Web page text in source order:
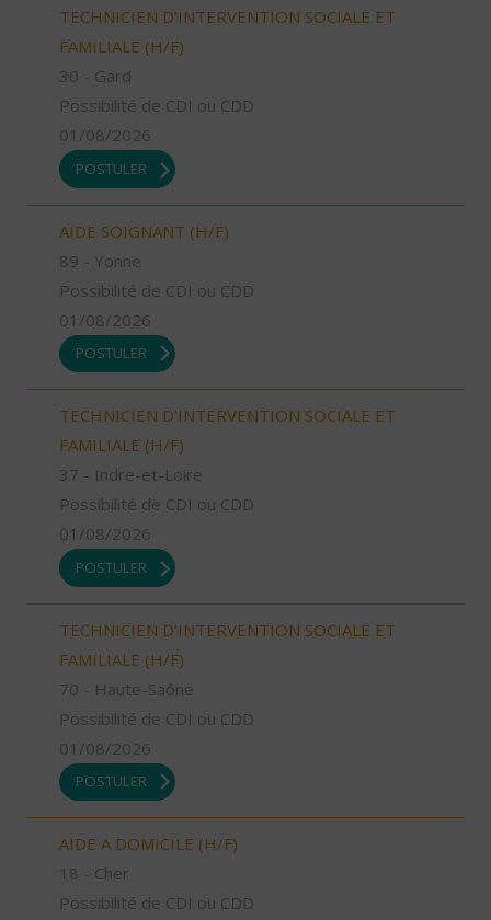
TECHNICIEN D’INTERVENTION SOCIALE ET
FAMILIALE (H/F)
30 - Gard
Possibilité de CDI ou CDD
01/08/2026
POSTULER
AIDE SOIGNANT (H/F)
89 - Yonne
Possibilité de CDI ou CDD
01/08/2026
POSTULER
TECHNICIEN D’INTERVENTION SOCIALE ET
FAMILIALE (H/F)
37 - Indre-et-Loire
Possibilité de CDI ou CDD
01/08/2026
POSTULER
TECHNICIEN D’INTERVENTION SOCIALE ET
FAMILIALE (H/F)
70 - Haute-Saône
Possibilité de CDI ou CDD
01/08/2026
POSTULER
AIDE A DOMICILE (H/F)
18 - Cher
Possibilité de CDI ou CDD